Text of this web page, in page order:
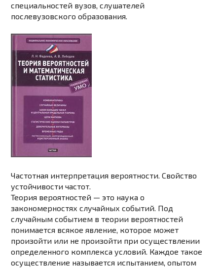
специальностей вузов, слушателей
послевузовского образования.
Частотная интерпретация вероятности. Свойство
устойчивости частот.
Теория вероятностей — это наука о
закономерностях случайных событий. Под
случайным событием в теории вероятностей
понимается всякое явление, которое может
произойти или не произойти при осуществлении
определенного комплекса условий. Каждое такое
осуществление называется испытанием, опытом